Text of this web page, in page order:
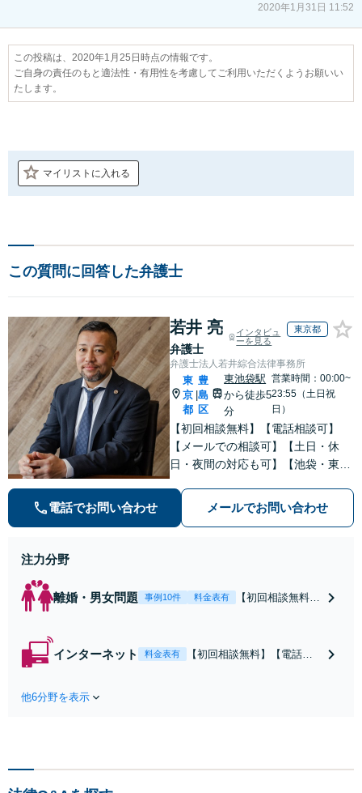
2020年1月31日 11:52
この投稿は、2020年1月25日時点の情報です。
ご自身の責任のもと適法性・有用性を考慮してご利用いただくようお願いい
たします。
マイリストに入れる
この質問に回答した弁護士
若井 亮
弁護士
インタビュ
ーを見る
東京都
弁護士法人若井綜合法律事務所
東
京
都
|
豊
島
区
東池袋駅
から徒歩5
分
営業時間：00:00~
23:55（土日祝
日）
【初回相談無料】【電話相談可】
【メールでの相談可】【土日・休
日・夜間の対応も可】【池袋・東池
トラブル・刑事事件を中心に「個
人」の方からのご相談・ご依頼を幅
電話でお問い合わせ メールでお問い合わせ
注力分野
離婚・男女問題 事例10件 料金表有
【初回相談無料】
【池袋・東池袋2
インターネット 料金表有
【初回相談無料】【電話相
応します！即日対応可能。
他6分野を表示